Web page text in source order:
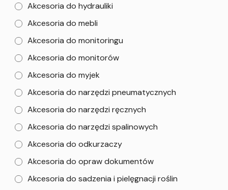
Akcesoria do hydrauliki
Akcesoria do mebli
Akcesoria do monitoringu
Akcesoria do monitorów
Akcesoria do myjek
Akcesoria do narzędzi pneumatycznych
Akcesoria do narzędzi ręcznych
Akcesoria do narzędzi spalinowych
Akcesoria do odkurzaczy
Akcesoria do opraw dokumentów
Akcesoria do sadzenia i pielęgnacji roślin